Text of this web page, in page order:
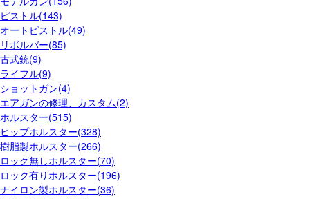
ピストル(143)
オートピストル(49)
リボルバー(85)
古式銃(9)
ライフル(9)
ショットガン(4)
エアガンの修理、カスタム(2)
ホルスター(515)
ヒップホルスター(328)
樹脂製ホルスター(266)
ロック無しホルスター(70)
ロック有りホルスター(196)
ナイロン製ホルスター(36)